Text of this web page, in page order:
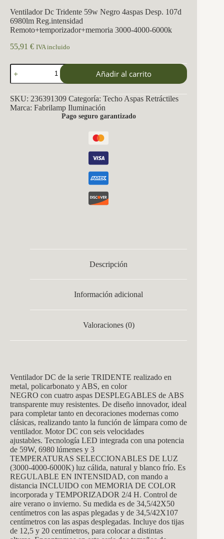
Ventilador Dc Tridente 59w Negro 4aspas Desp. 107d
6980lm Reg.intensidad
Remoto+temporizador+memoria 3000-4000-6000k
55,91 € IVA incluido
Ventilador
Dc
Tridente
59w
Negro
4aspas
Remoto+temporizador+memoria
Añadir al carrito
SKU: 236391309 Categoría: Techo Aspas Retráctiles
Marca: Fabrilamp Iluminación
Pago seguro garantizado
Descripción
Información adicional
Valoraciones (0)
Ventilador DC de la serie TRIDENTE realizado en
metal, policarbonato y ABS, en color
NEGRO con cuatro aspas DESPLEGABLES de ABS
transparente muy resistentes. De diseño innovador, ideal
para completar tanto en decoraciones modernas como
clásicas, realizando tanto la función de lámpara como de
ventilador. Motor DC con seis velocidades
ajustables. Tecnología LED integrada con una potencia
de 59W, 6980 lúmenes y 3
TEMPERATURAS SELECCIONABLES DE LUZ
(3000-4000-6000K) luz cálida, natural y blanco frío. Es
REGULABLE EN INTENSIDAD, con mando a
distancia INCLUIDO con MEMORIA DE COLOR
incorporada y TEMPORIZADOR 2/4 H. Control de
aire verano o invierno. Su medida es de 34,5/42X50
centímetros con las aspas plegadas y de 34,5/42X107
centímetros con las aspas desplegadas. Incluye dos tijas
de 12,5 y 20 centímetros, para colocar a distintas